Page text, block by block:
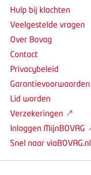
Hulp bij klachten
Veelgestelde vragen
Over Bovag
Contact
Privacybeleid
Garantievoorwaarden
Lid worden
Verzekeringen
Inloggen MijnBOVAG
Snel naar viaBOVAG.nl